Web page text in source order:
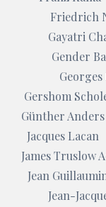
Friedrich
Gayatri
Gender
Gershom
Günther Anders
Jacques Lacan
James Truslow
Jean
Jean-